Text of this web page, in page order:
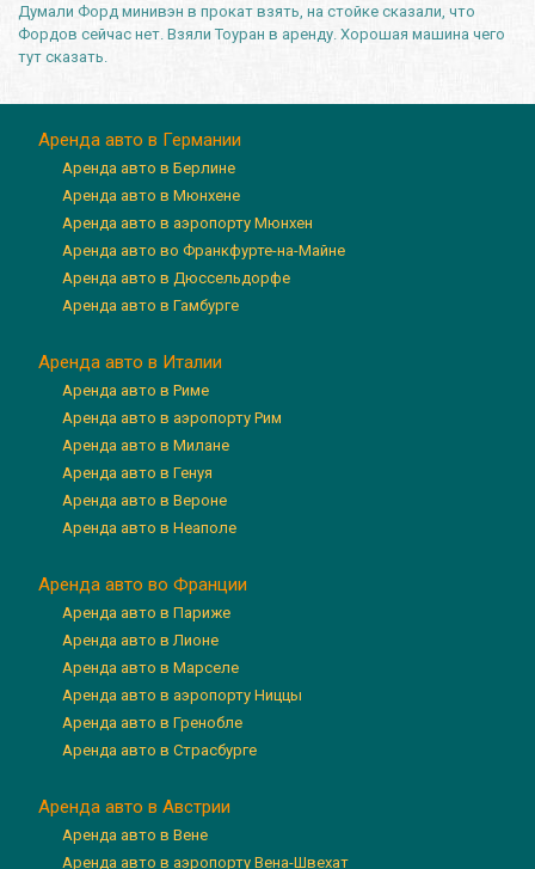
Думали Форд минивэн в прокат взять, на стойке сказали, что
Фордов сейчас нет. Взяли Тоуран в аренду. Хорошая машина чего
тут сказать.
Аренда авто в Германии
Аренда авто в Берлине
Аренда авто в Мюнхене
Аренда авто в аэропорту Мюнхен
Аренда авто во Франкфурте-на-Майне
Аренда авто в Дюссельдорфе
Аренда авто в Гамбурге
Аренда авто в Италии
Аренда авто в Риме
Аренда авто в аэропорту Рим
Аренда авто в Милане
Аренда авто в Генуя
Аренда авто в Вероне
Аренда авто в Неаполе
Аренда авто во Франции
Аренда авто в Париже
Аренда авто в Лионе
Аренда авто в Марселе
Аренда авто в аэропорту Ниццы
Аренда авто в Гренобле
Аренда авто в Страсбурге
Аренда авто в Австрии
Аренда авто в Вене
Аренда авто в аэропорту Вена-Швехат